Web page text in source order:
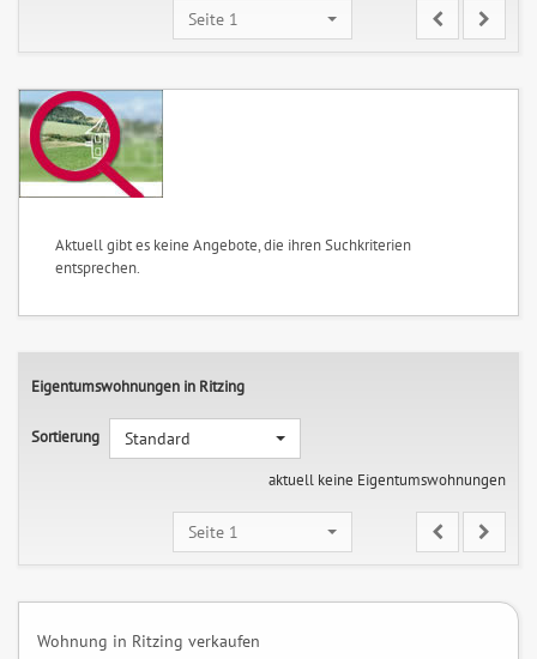
Seite 1
Aktuell gibt es keine Angebote, die ihren Suchkriterien
entsprechen.
Eigentumswohnungen in Ritzing
Sortierung
Standard
aktuell keine Eigentumswohnungen
Seite 1
Wohnung in Ritzing verkaufen